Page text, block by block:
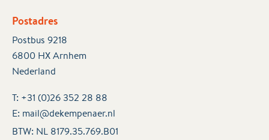
Postadres
Postbus 9218
6800 HX Arnhem
Nederland
T: +31 (0)26 352 28 88
E: mail@dekempenaer.nl
BTW: NL 8179.35.769.B01